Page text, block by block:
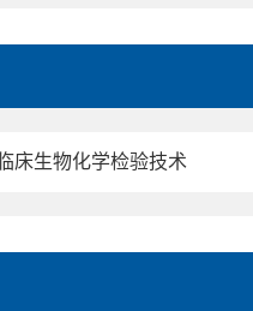
临床生物化学检验技术